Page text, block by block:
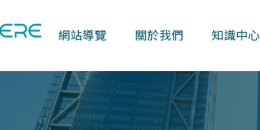
網站導覽 關於我們 知識中心